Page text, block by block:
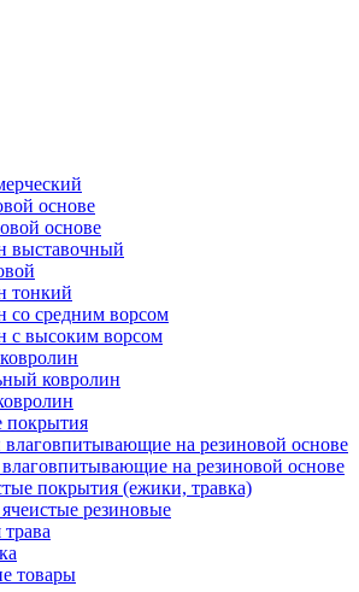
основе
основе
выставочный
тонкий
со средним ворсом
с высоким ворсом
ковролин
покрытия
на резиновой основе
на резиновой основе
покрытия (ежики, травка)
резиновые
товары